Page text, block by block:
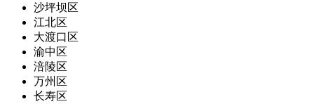
沙坪坝区
江北区
大渡口区
渝中区
涪陵区
万州区
长寿区